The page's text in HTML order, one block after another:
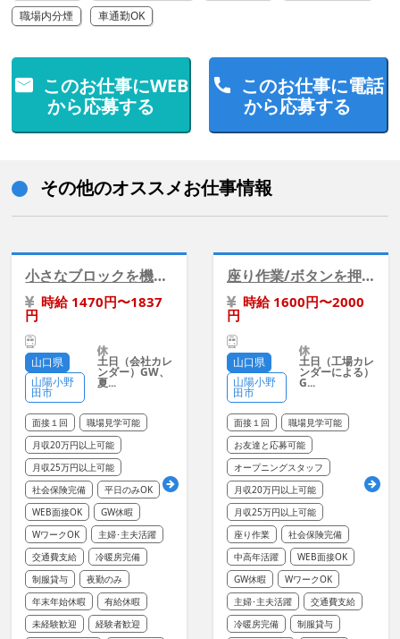
職場内分煙
車通勤OK
このお仕事にWEB
から応募する
このお仕事に電話
から応募する
その他のオススメお仕事情報
小さなブロックを機械にセットして包装/冷暖房完備
時給 1470円〜1837
円
山口県
山陽小野
田市
土日（会社カレ
ンダー）GW、
夏...
面接１回
職場見学可能
月収20万円以上可能
月収25万円以上可能
社会保険完備
平日のみOK
WEB面接OK
GW休暇
WワークOK
主婦･主夫活躍
交通費支給
冷暖房完備
制服貸与
夜勤のみ
年末年始休暇
有給休暇
未経験歓迎
経験者歓迎
座り作業/ボタンを押して金属加工/冷暖房あり
時給 1600円〜2000
円
山口県
山陽小野
田市
土日（工場カレ
ンダーによる）
G...
面接１回
職場見学可能
お友達と応募可能
オープニングスタッフ
月収20万円以上可能
月収25万円以上可能
座り作業
社会保険完備
中高年活躍
WEB面接OK
GW休暇
WワークOK
主婦･主夫活躍
交通費支給
冷暖房完備
制服貸与